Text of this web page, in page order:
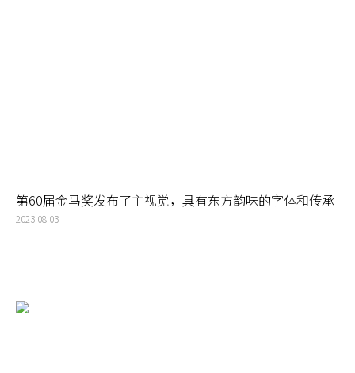
第60届金马奖发布了主视觉，具有东方韵味的字体和传承
的马头标志，从中可以看到一个品牌的传承和创生
2023.08.03